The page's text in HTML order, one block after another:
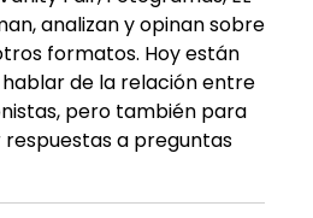
analizan y opinan sobre
formatos. Hoy están
de la relación entre
pero también para
a preguntas